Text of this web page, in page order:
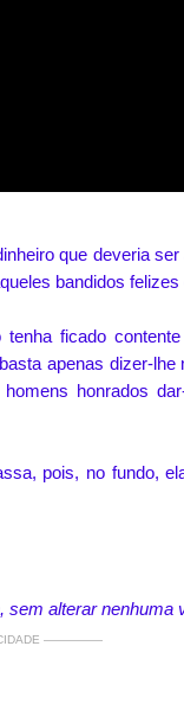
que deveria
bandidos
ficado
apenas dizer-
honrados
pois, no fundo,
sem alterar nenhuma
—————